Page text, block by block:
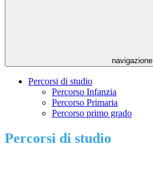
navigazione
Percorsi di studio
Percorso Infanzia
Percorso Primaria
Percorso primo grado
Percorsi di studio